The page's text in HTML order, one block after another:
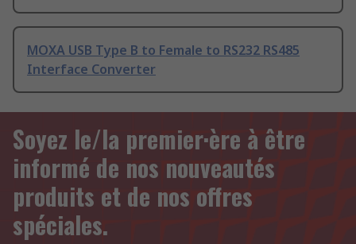
MOXA USB Type B to Female to RS232 RS485
Interface Converter
Soyez le/la premier·ère à être
informé de nos nouveautés
produits et de nos offres
spéciales.